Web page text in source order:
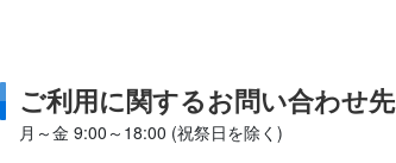
ご利用に関するお問い合わせ先
月～金 9:00～18:00 (祝祭日を除く)